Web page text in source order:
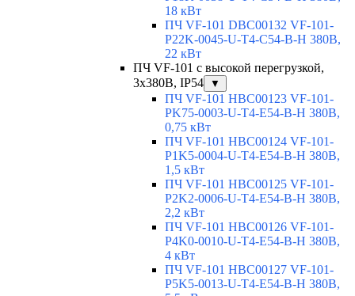
18 кВт
ПЧ VF-101 DBC00132 VF-101-
P22K-0045-U-T4-C54-B-H 380В,
22 кВт
ПЧ VF-101 с высокой перегрузкой,
3х380В, IP54
▼
ПЧ VF-101 HBC00123 VF-101-
PK75-0003-U-T4-E54-B-H 380В,
0,75 кВт
ПЧ VF-101 HBC00124 VF-101-
P1K5-0004-U-T4-E54-B-H 380В,
1,5 кВт
ПЧ VF-101 HBC00125 VF-101-
P2K2-0006-U-T4-E54-B-H 380В,
2,2 кВт
ПЧ VF-101 HBC00126 VF-101-
P4K0-0010-U-T4-E54-B-H 380В,
4 кВт
ПЧ VF-101 HBC00127 VF-101-
P5K5-0013-U-T4-E54-B-H 380В,